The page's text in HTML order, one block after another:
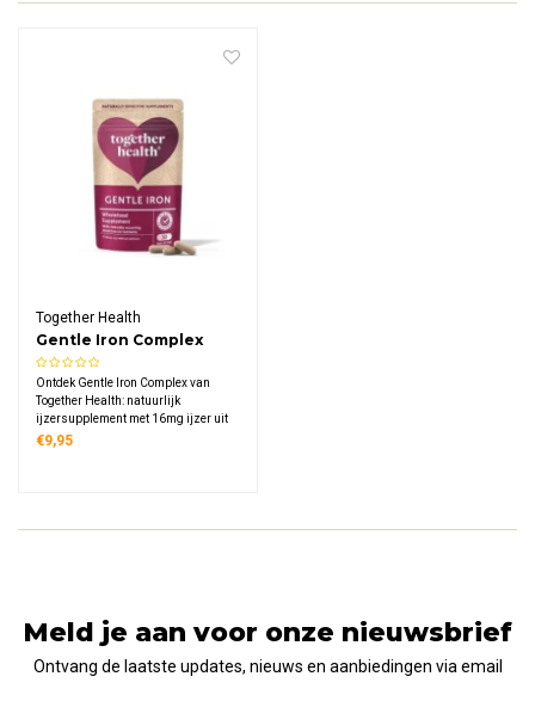
Together Health
Gentle Iron Complex
Ontdek Gentle Iron Complex van
Together Health: natuurlijk
ijzersupplement met 16mg ijzer uit
voedingsgist, verrijkt met vitamine
€9,95
Meld je aan voor onze nieuwsbrief
Ontvang de laatste updates, nieuws en aanbiedingen via email